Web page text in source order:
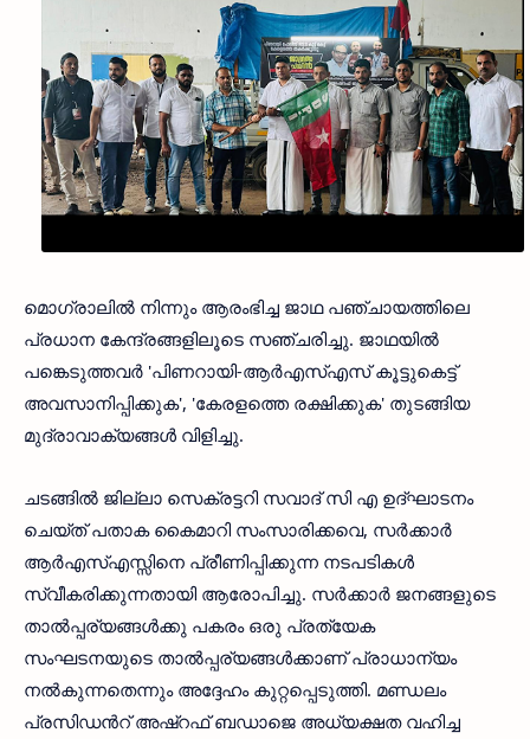
മൊഗ്രാലിൽ നിന്നും ആരംഭിച്ച ജാഥ പഞ്ചായത്തിലെ
പ്രധാന കേന്ദ്രങ്ങളിലൂടെ സഞ്ചരിച്ചു. ജാഥയിൽ
പങ്കെടുത്തവർ 'പിണറായി-ആർഎസ്എസ് കൂട്ടുകെട്ട്
അവസാനിപ്പിക്കുക', 'കേരളത്തെ രക്ഷിക്കുക' തുടങ്ങിയ
മുദ്രാവാക്യങ്ങൾ വിളിച്ചു.
ചടങ്ങിൽ ജില്ലാ സെക്രട്ടറി സവാദ് സി എ ഉദ്ഘാടനം
ചെയ്ത് പതാക കൈമാറി സംസാരിക്കവെ, സർക്കാർ
ആർഎസ്എസ്സിനെ പ്രീണിപ്പിക്കുന്ന നടപടികൾ
സ്വീകരിക്കുന്നതായി ആരോപിച്ചു. സർക്കാർ ജനങ്ങളുടെ
താൽപ്പര്യങ്ങൾക്കു പകരം ഒരു പ്രത്യേക
സംഘടനയുടെ താൽപ്പര്യങ്ങൾക്കാണ് പ്രാധാന്യം
നൽകുന്നതെന്നും അദ്ദേഹം കുറ്റപ്പെടുത്തി. മണ്ഡലം
പ്രസിഡന്‍റ് അഷ്റഫ് ബഡാജെ അധ്യക്ഷത വഹിച്ച